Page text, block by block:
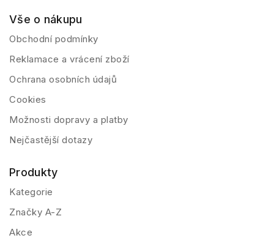
Vše o nákupu
Obchodní podmínky
Reklamace a vrácení zboží
Ochrana osobních údajů
Cookies
Možnosti dopravy a platby
Nejčastější dotazy
Produkty
Kategorie
Značky A-Z
Akce